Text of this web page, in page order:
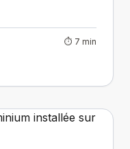
⏱ 7 min